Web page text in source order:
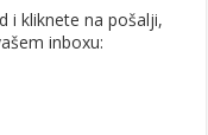
i kliknete na pošalji,
inboxu: